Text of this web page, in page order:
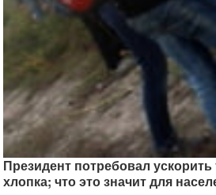
Президент потребовал
хлопка; что это значит для